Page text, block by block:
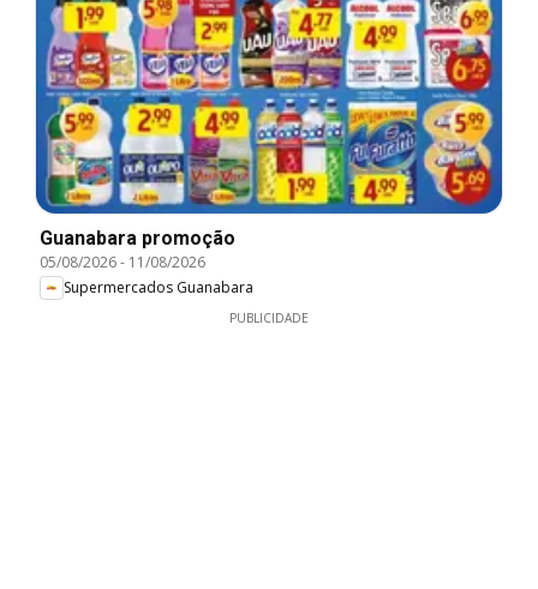
Guanabara promoção
05/08/2026- 11/08/2026
Supermercados Guanabara
PUBLICIDADE